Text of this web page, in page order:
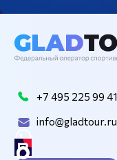
+7 495 225 99 41
info@gladtour.ru